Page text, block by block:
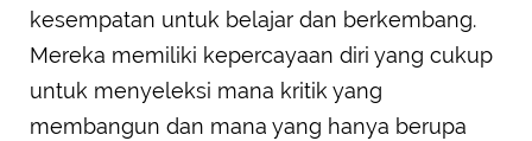
kesempatan untuk belajar dan berkembang.
Mereka memiliki kepercayaan diri yang cukup
untuk menyeleksi mana kritik yang
membangun dan mana yang hanya berupa